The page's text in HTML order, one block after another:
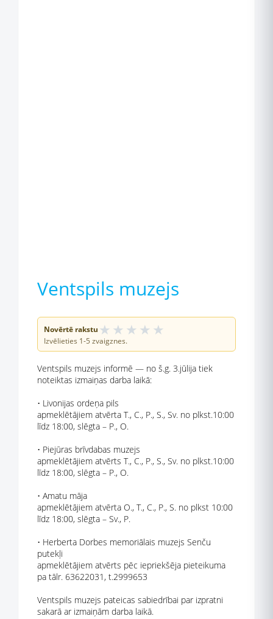
Ventspils muzejs
Novērtē rakstu ★ ★ ★ ★ ★
Izvēlieties 1-5 zvaigznes.
Ventspils muzejs informē — no š.g. 3.jūlija tiek
noteiktas izmaiņas darba laikā:
• Livonijas ordeņa pils
apmeklētājiem atvērta T., C., P., S., Sv. no plkst.10:00
līdz 18:00, slēgta – P., O.
• Piejūras brīvdabas muzejs
apmeklētājiem atvērts T., C., P., S., Sv. no plkst.10:00
līdz 18:00, slēgta – P., O.
• Amatu māja
apmeklētājiem atvērta O., T., C., P., S. no plkst 10:00
līdz 18:00, slēgta – Sv., P.
• Herberta Dorbes memoriālais muzejs Senču
putekļi
apmeklētājiem atvērts pēc iepriekšēja pieteikuma
pa tālr. 63622031, t.2999653
Ventspils muzejs pateicas sabiedrībai par izpratni
sakarā ar izmaiņām darba laikā.